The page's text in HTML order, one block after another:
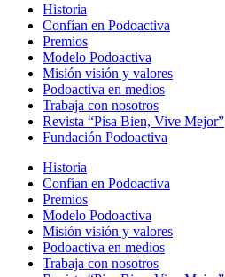
Historia
Confían en Podoactiva
Premios
Modelo Podoactiva
Misión visión y valores
Podoactiva en medios
Trabaja con nosotros
Revista “Pisa Bien, Vive Mejor”
Fundación Podoactiva
Historia
Confían en Podoactiva
Premios
Modelo Podoactiva
Misión visión y valores
Podoactiva en medios
Trabaja con nosotros